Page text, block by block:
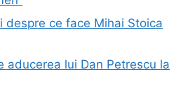
despre ce face Mihai Stoica
aducerea lui Dan Petrescu la